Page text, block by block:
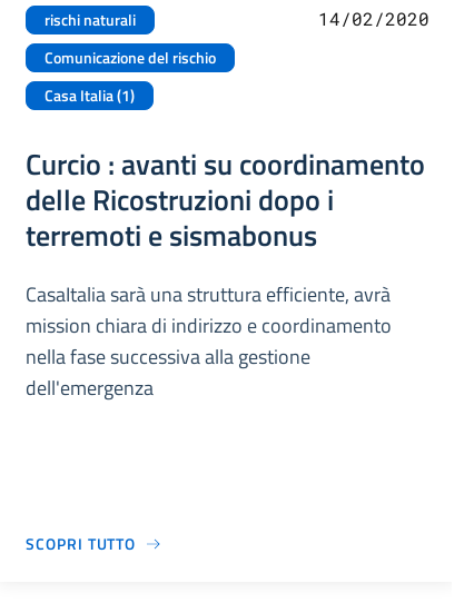
rischi naturali
Comunicazione del rischio
Casa Italia (1)
14/02/2020
Curcio : avanti su coordinamento
delle Ricostruzioni dopo i
terremoti e sismabonus
CasaItalia sarà una struttura efficiente, avrà
mission chiara di indirizzo e coordinamento
nella fase successiva alla gestione
dell'emergenza
SCOPRI TUTTO